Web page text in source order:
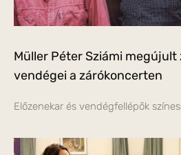
Müller Péter Sziámi megújult
vendégei a zárókoncerten
Előzenekar és vendégfellépők